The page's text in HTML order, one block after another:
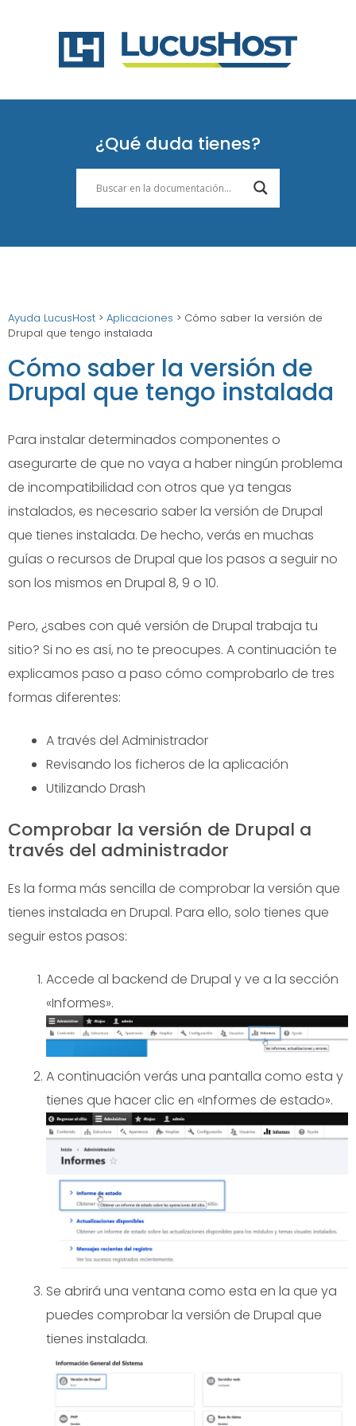
¿Qué duda tienes?
Ayuda LucusHost > Aplicaciones > Cómo saber la versión de
Drupal que tengo instalada
Cómo saber la versión de
Drupal que tengo instalada
Para instalar determinados componentes o
asegurarte de que no vaya a haber ningún problema
de incompatibilidad con otros que ya tengas
instalados, es necesario saber la versión de Drupal
que tienes instalada. De hecho, verás en muchas
guías o recursos de Drupal que los pasos a seguir no
son los mismos en Drupal 8, 9 o 10.
Pero, ¿sabes con qué versión de Drupal trabaja tu
sitio? Si no es así, no te preocupes. A continuación te
explicamos paso a paso cómo comprobarlo de tres
formas diferentes:
A través del Administrador
Revisando los ficheros de la aplicación
Utilizando Drash
Comprobar la versión de Drupal a
través del administrador
Es la forma más sencilla de comprobar la versión que
tienes instalada en Drupal. Para ello, solo tienes que
seguir estos pasos:
Accede al backend de Drupal y ve a la sección
«Informes».
A continuación verás una pantalla como esta y
tienes que hacer clic en «Informes de estado».
Se abrirá una ventana como esta en la que ya
puedes comprobar la versión de Drupal que
tienes instalada.